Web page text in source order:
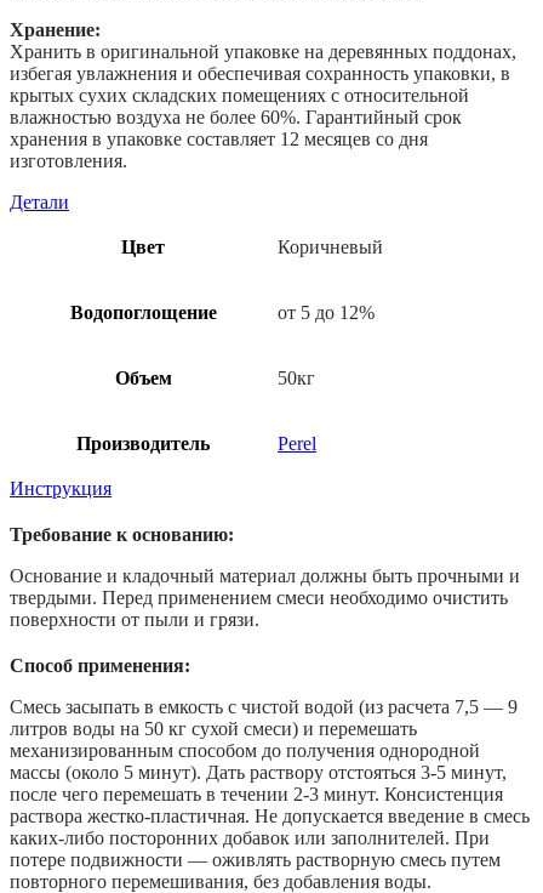
Хранение:
Хранить в оригинальной упаковке на деревянных поддонах,
избегая увлажнения и обеспечивая сохранность упаковки, в
крытых сухих складских помещениях с относительной
влажностью воздуха не более 60%. Гарантийный срок
хранения в упаковке составляет 12 месяцев со дня
изготовления.
Детали
Цвет Коричневый
Водопоглощение от 5 до 12%
Объем 50кг
Производитель Perel
Инструкция
Требование к основанию:
Основание и кладочный материал должны быть прочными и
твердыми. Перед применением смеси необходимо очистить
поверхности от пыли и грязи.
Способ применения:
Смесь засыпать в емкость с чистой водой (из расчета 7,5 — 9
литров воды на 50 кг сухой смеси) и перемешать
механизированным способом до получения однородной
массы (около 5 минут). Дать раствору отстояться 3-5 минут,
после чего перемешать в течении 2-3 минут. Консистенция
раствора жестко-пластичная. Не допускается введение в смесь
каких-либо посторонних добавок или заполнителей. При
потере подвижности — оживлять растворную смесь путем
повторного перемешивания, без добавления воды.